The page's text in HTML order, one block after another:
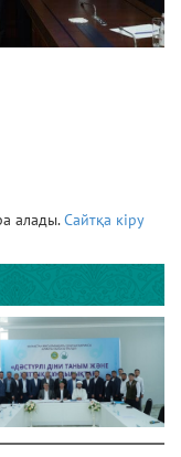
алады.Сайтқа кіру